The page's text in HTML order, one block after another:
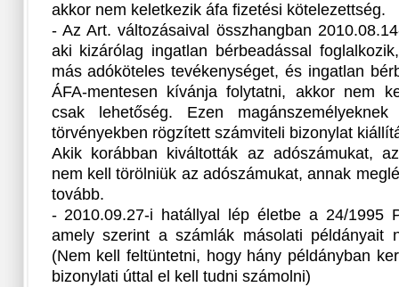
akkor nem keletkezik áfa fizetési kötelezettség.
- Az Art. változásaival összhangban
aki kizárólag ingatlan bérbeadással
más adóköteles tevékenységet, és ingatlan
ÁFA-mentesen kívánja folytatni, akkor nem
csak lehetőség. Ezen
törvényekben rögzített számviteli bizonylat
Akik korábban kiváltották az adószámukat,
nem kell törölniük az adószámukat, annak
tovább.
- 2010.09.27-i hatállyal lép életbe a 24/1995
amely szerint a számlák másolati példányait
(Nem kell feltüntetni, hogy hány példányban
bizonylati úttal el kell tudni számolni)